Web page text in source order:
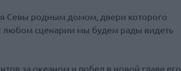
Севы родным домом, двери которого
любом сценарии мы будем рады видеть
за океаном и побед в новой главе его